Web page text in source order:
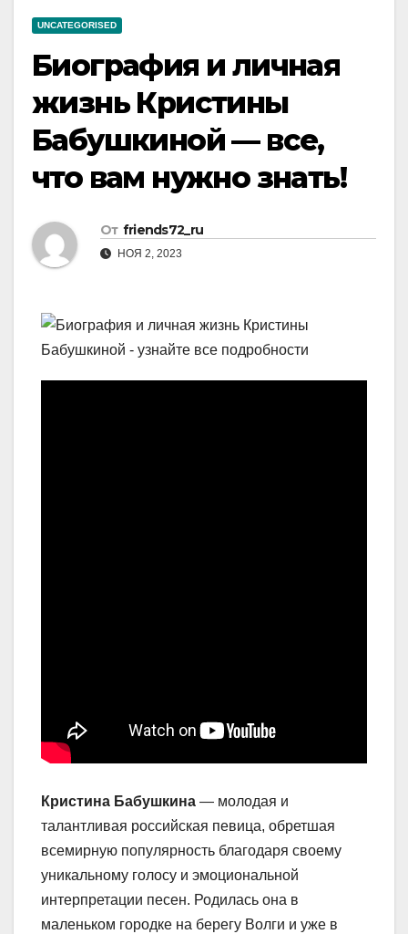
UNCATEGORISED
Биография и личная
жизнь Кристины
Бабушкиной — все,
что вам нужно знать!
От friends72_ru
НОЯ 2, 2023
Кристина Бабушкина — молодая и
талантливая российская певица, обретшая
всемирную популярность благодаря своему
уникальному голосу и эмоциональной
интерпретации песен. Родилась она в
маленьком городке на берегу Волги и уже в